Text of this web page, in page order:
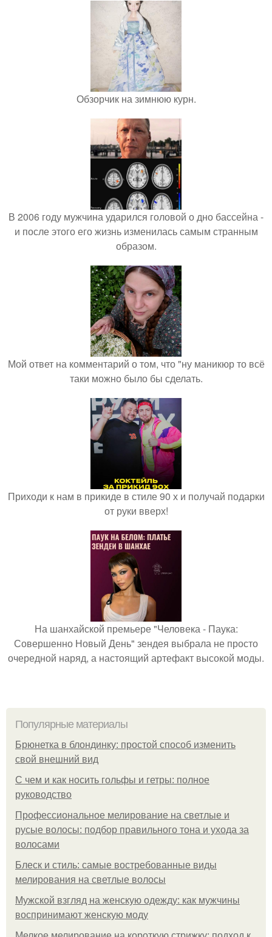
Обзорчик на зимнюю курн.
В 2006 году мужчина ударился головой о дно бассейна -
и после этого его жизнь изменилась самым странным
образом.
Мой ответ на комментарий о том, что "ну маникюр то всё
таки можно было бы сделать.
Приходи к нам в прикиде в стиле 90 х и получай подарки
от руки вверх!
На шанхайской премьере "Человека - Паука:
Совершенно Новый День" зендея выбрала не просто
очередной наряд, а настоящий артефакт высокой моды.
Популярные материалы
Брюнетка в блондинку: простой способ изменить
свой внешний вид
С чем и как носить гольфы и гетры: полное
руководство
Профессиональное мелирование на светлые и
русые волосы: подбор правильного тона и ухода за
волосами
Блеск и стиль: самые востребованные виды
мелирования на светлые волосы
Мужской взгляд на женскую одежду: как мужчины
воспринимают женскую моду